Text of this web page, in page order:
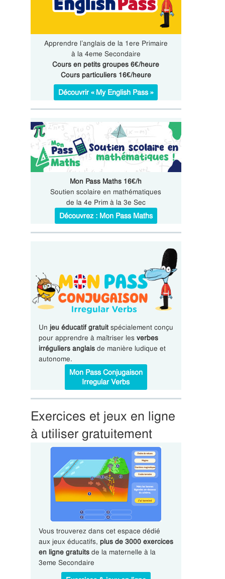
Apprendre l’anglais de la 1ere Primaire
à la 4eme Secondaire
Cours en petits groupes 6€/heure
Cours particuliers 16€/heure
Découvrir « My English Pass »
Mon Pass Maths 16€/h
Soutien scolaire en mathématiques
de la 4e Prim à la 3e Sec
Découvrez : Mon Pass Maths
Un jeu éducatif gratuitspécialement conçu
pour apprendre à maîtriser les verbes
irréguliers anglaisde manière ludique et
autonome.
Mon Pass Conjugaison
Irregular Verbs
Exercices et jeux en ligne
à utiliser gratuitement
Vous trouverez dans cet espace dédié
aux jeux éducatifs, plus de 3000 exercices
en ligne gratuitsde la maternelle à la
3eme Secondaire